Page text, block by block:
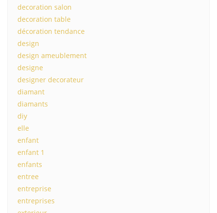
decoration salon
decoration table
décoration tendance
design
design ameublement
designe
designer decorateur
diamant
diamants
diy
elle
enfant
enfant 1
enfants
entree
entreprise
entreprises